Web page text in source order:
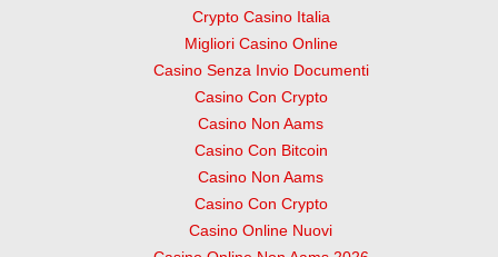
Crypto Casino Italia
Migliori Casino Online
Casino Senza Invio Documenti
Casino Con Crypto
Casino Non Aams
Casino Con Bitcoin
Casino Non Aams
Casino Con Crypto
Casino Online Nuovi